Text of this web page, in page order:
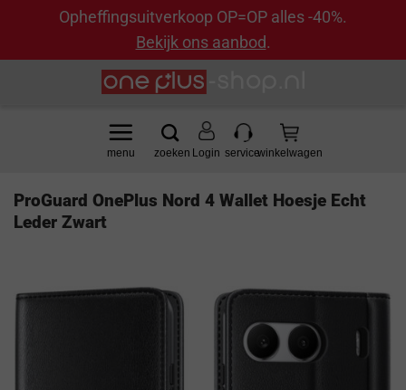
Opheffingsuitverkoop OP=OP alles -40%.
Bekijk ons aanbod.
Login
ProGuard OnePlus Nord 4 Wallet Hoesje Echt
Leder Zwart